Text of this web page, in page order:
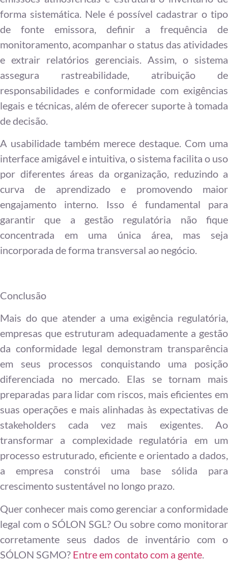
forma sistemática. Nele é possível cadastrar o tipo
de fonte emissora, definir a frequência de
monitoramento, acompanhar o status das atividades
e extrair relatórios gerenciais. Assim, o sistema
assegura rastreabilidade, atribuição de
responsabilidades e conformidade com exigências
legais e técnicas, além de oferecer suporte à tomada
de decisão.
A usabilidade também merece destaque. Com uma
interface amigável e intuitiva, o sistema facilita o uso
por diferentes áreas da organização, reduzindo a
curva de aprendizado e promovendo maior
engajamento interno. Isso é fundamental para
garantir que a gestão regulatória não fique
concentrada em uma única área, mas seja
incorporada de forma transversal ao negócio.
Conclusão
Mais do que atender a uma exigência regulatória,
empresas que estruturam adequadamente a gestão
da conformidade legal demonstram transparência
em seus processos conquistando uma posição
diferenciada no mercado. Elas se tornam mais
preparadas para lidar com riscos, mais eficientes em
suas operações e mais alinhadas às expectativas de
stakeholders cada vez mais exigentes. Ao
transformar a complexidade regulatória em um
processo estruturado, eficiente e orientado a dados,
a empresa constrói uma base sólida para
crescimento sustentável no longo prazo.
Quer conhecer mais como gerenciar a conformidade
legal com o SÓLON SGL? Ou sobre como monitorar
corretamente seus dados de inventário com o
SÓLON SGMO? Entre em contato com a gente